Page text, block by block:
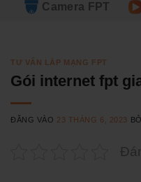
Camera FPT
TƯ VẤN LẮP MẠNG FPT
Gói internet fpt
ĐĂNG VÀO 23 THÁNG 6, 2023